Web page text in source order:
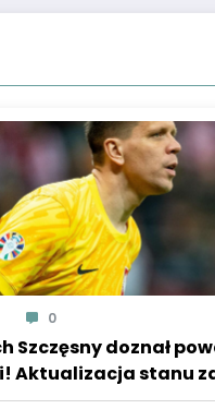
0
Szczęsny doznał
Aktualizacja stanu
zła